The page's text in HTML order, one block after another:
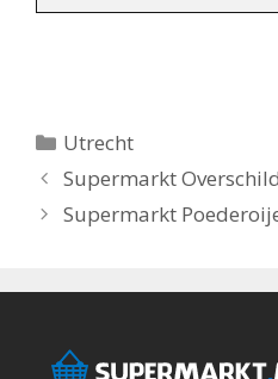
Categorieën
Utrecht
Berichtnavigatie
Supermarkt Overschild
Supermarkt